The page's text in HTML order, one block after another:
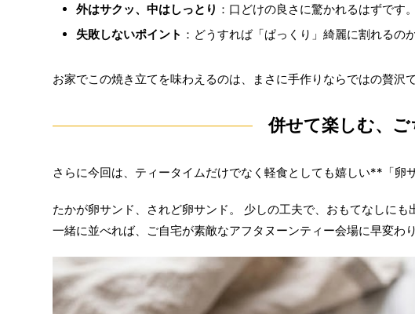
外はサクッ、中はしっとり ：口どけの良さに驚かれるはずです。
失敗しないポイント ：どうすれば「ぱっくり」綺麗に割れるの
お家でこの焼き立てを味わえるのは、まさに手作りならではの贅沢で
併せて楽しむ、
さらに今回は、ティータイムだけでなく軽食としても嬉しい**「卵
たかが卵サンド、されど卵サンド。 少しの工夫で、おもてなしに
一緒に並べれば、ご自宅が素敵なアフタヌーンティー会場に早変わり